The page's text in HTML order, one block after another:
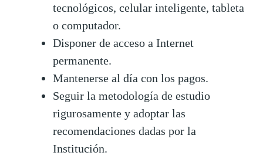
tecnológicos, celular inteligente, tableta
o computador.
Disponer de acceso a Internet
permanente.
Mantenerse al día con los pagos.
Seguir la metodología de estudio
rigurosamente y adoptar las
recomendaciones dadas por la
Institución.